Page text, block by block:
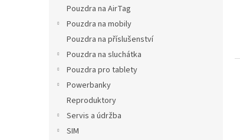
Pouzdra na AirTag
Pouzdra na mobily
Pouzdra na příslušenství
Pouzdra na sluchátka
Pouzdra pro tablety
Powerbanky
Reproduktory
Servis a údržba
SIM